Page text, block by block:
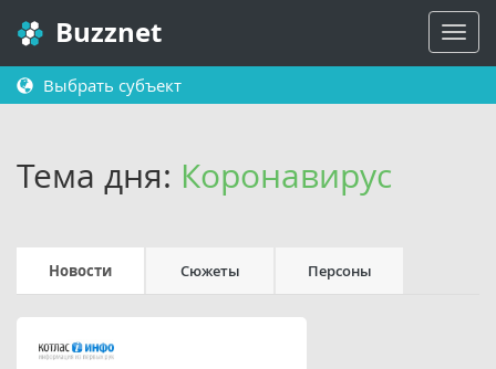
Buzznet
Выбрать субъект
Тема дня: Коронавирус
Новости Сюжеты Персоны